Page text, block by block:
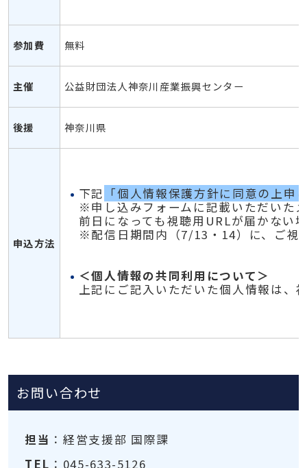
参加費 無料
主催 公益財団法人神奈川産業振興センター
後援 神奈川県
申込方法
下記 「個人情報保護方針に同意の上申
※申し込みフォームに記載いただいた
前日になっても視聴用 URLが届かない
※配信日期間内（7/13・14）に、ご視
＜個人情報の共同利用について＞
上記にご記入いただいた個人情報は
お問い合わせ
担当 ：経営支援部 国際課
TEL ：045-633-5126